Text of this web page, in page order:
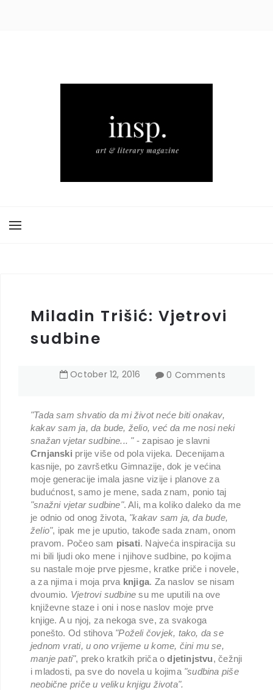
Miladin Trišić: Vjetrovi
sudbine
October 12, 2016 0 Comments
"Tada sam shvatio da mi život neće biti onakav,
kakav sam ja, da bude, želio, već da me nosi neki
snažan vjetar sudbine... "- zapisao je slavni
Crnjanski prije više od pola vijeka. Decenijama
kasnije, po završetku Gimnazije, dok je većina
moje generacije imala jasne vizije i planove za
budućnost, samo je mene, sada znam, ponio taj
"snažni vjetar sudbine". Ali, ma koliko daleko da me
je odnio od onog života, "kakav sam ja, da bude,
želio", ipak me je uputio, takođe sada znam, onom
pravom. Počeo sam pisati. Najveća inspiracija su
mi bili ljudi oko mene i njihove sudbine, po kojima
su nastale moje prve pjesme, kratke priče i novele,
a za njima i moja prva knjiga. Za naslov se nisam
dvoumio. Vjetrovi sudbine su me uputili na ove
književne staze i oni i nose naslov moje prve
knjige. A u njoj, za nekoga sve, za svakoga
ponešto. Od stihova "Poželi čovjek, tako, da se
jednom vrati, u ono vrijeme u kome, čini mu se,
manje pati", preko kratkih priča odjetinjstvu, čežnji
i mladosti, pa sve do novela u kojima "sudbina piše
neobične priče u veliku knjigu života".